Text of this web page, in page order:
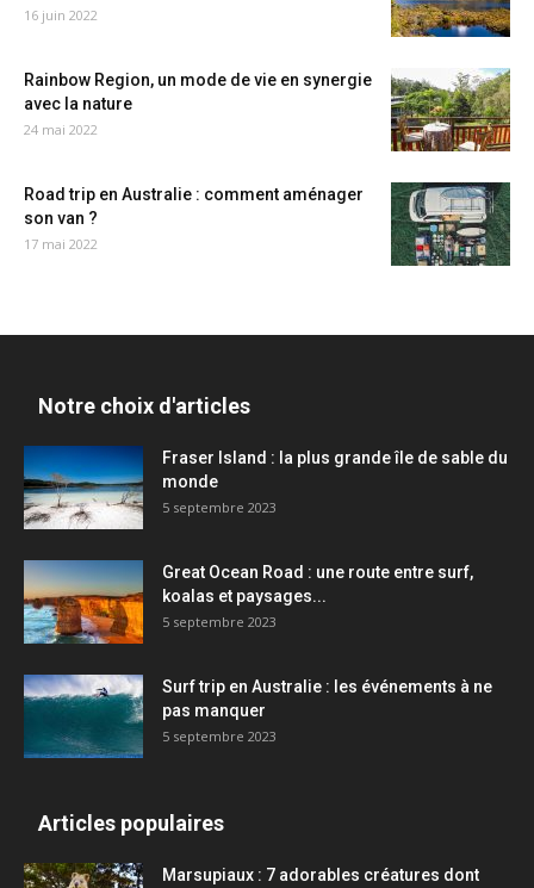
16 juin 2022
Rainbow Region, un mode de vie en synergie
avec la nature
24 mai 2022
Road trip en Australie : comment aménager
son van ?
17 mai 2022
Notre choix d'articles
Fraser Island : la plus grande île de sable du
monde
5 septembre 2023
Great Ocean Road : une route entre surf,
koalas et paysages...
5 septembre 2023
Surf trip en Australie : les événements à ne
pas manquer
5 septembre 2023
Articles populaires
Marsupiaux : 7 adorables créatures dont